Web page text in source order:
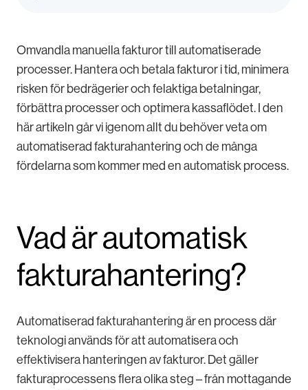
Omvandla manuella fakturor till automatiserade
processer. Hantera och betala fakturor i tid, minimera
risken för bedrägerier och felaktiga betalningar,
förbättra processer och optimera kassaflödet. I den
här artikeln går vi igenom allt du behöver veta om
automatiserad fakturahantering och de många
fördelarna som kommer med en automatisk process.
Vad är automatisk
fakturahantering?
Automatiserad fakturahantering är en process där
teknologi används för att automatisera och
effektivisera hanteringen av fakturor. Det gäller
fakturaprocessens flera olika steg – från mottagande